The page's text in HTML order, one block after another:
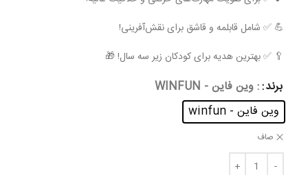
💪 ✅ شامل قابلمه و قاشق برای نقش‌آفرینی!
🥄 ✅ بهترین هدیه برای کودکان زیر سه سال! 🎁
برند : وین فاین - WINFUN
وین فاین - winfun
صاف